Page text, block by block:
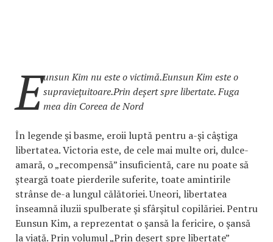
Eunsun Kim nu este o victimă.Eunsun Kim este o
supravieţuitoare.Prin deșert spre libertate. Fuga
mea din Coreea de Nord
În legende şi basme, eroii luptă pentru a-şi câştiga
libertatea. Victoria este, de cele mai multe ori, dulce-
amară, o „recompensă” insuficientă, care nu poate să
şteargă toate pierderile suferite, toate amintirile
strânse de-a lungul călătoriei. Uneori, libertatea
înseamnă iluzii spulberate şi sfârşitul copilăriei. Pentru
Eunsun Kim, a reprezentat o şansă la fericire, o şansă
la viaţă. Prin volumul „Prin deşert spre libertate”